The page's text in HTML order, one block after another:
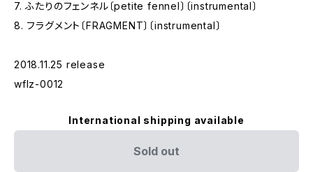
7. ふたりのフェンネル〔petite fennel〕〔instrumental〕
8. フラグメント〔FRAGMENT〕〔instrumental〕
2018.11.25 release
wflz-0012
International shipping available
Sold out